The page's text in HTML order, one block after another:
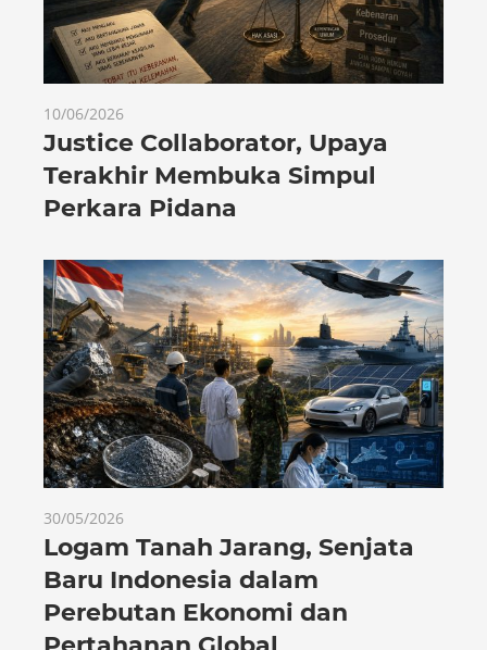
10/06/2026
Justice Collaborator, Upaya
Terakhir Membuka Simpul
Perkara Pidana
30/05/2026
Logam Tanah Jarang, Senjata
Baru Indonesia dalam
Perebutan Ekonomi dan